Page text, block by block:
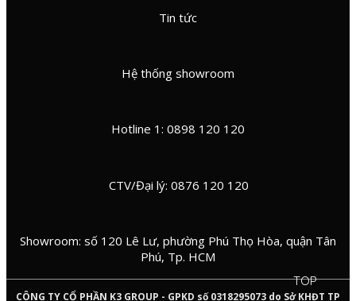
Tin tức
Hệ thống showroom
Hotline 1: 0898 120 120
CTV/Đại lý: 0876 120 120
Showroom: số 120 Lê Lư, phường Phú Thọ Hòa, quận Tân
Phú, Tp. HCM
CÔNG TY CỔ PHẦN K3 GROUP - GPKD số 0318295073 do Sở KHĐT TP
TOP